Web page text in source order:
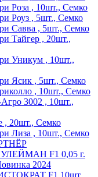
Роза , 10шт., Семко
Роуз , 5шт., Семко
Савва , 5шт., Семко
Тайгер , 20шт.,
Уникум , 10шт.,
Ясик , 5шт., Семко
, 10шт., Семко
3002 , 10шт.,
, 20шт., Семко
Лиза , 10шт., Семко
F1 0,05 г.
2024
F1 10шт.